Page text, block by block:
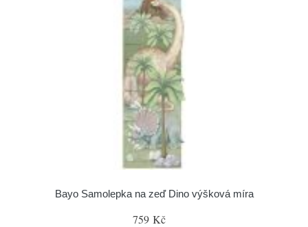
Bayo Samolepka na zeď Dino výšková míra
759 Kč